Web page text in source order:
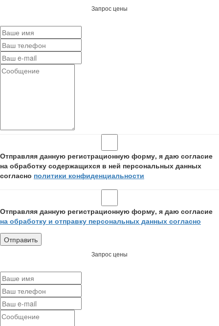
Запрос цены
Отправляя данную регистрационную форму, я даю согласие
на обработку содержащихся в ней персональных данных
согласно политики конфиденциальности
Отправляя данную регистрационную форму, я даю согласие
на обработку и отправку персональных данных согласно
Запрос цены